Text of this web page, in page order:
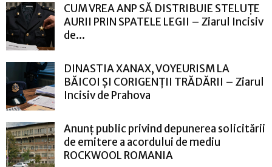
CUM VREA ANP SĂ DISTRIBUIE STELUȚE
AURII PRIN SPATELE LEGII – Ziarul Incisiv
de...
DINASTIA XANAX, VOYEURISM LA
BĂICOI ȘI CORIGENȚII TRĂDĂRII – Ziarul
Incisiv de Prahova
Anunț public privind depunerea solicitării
de emitere a acordului de mediu
ROCKWOOL ROMANIA